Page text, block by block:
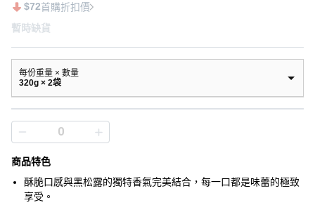
$72首購折扣價
暫時缺貨
每份重量 × 數量
320g × 2袋
商品特色
酥脆口感與黑松露的獨特香氣完美結合，每一口都是味蕾的極致
享受。